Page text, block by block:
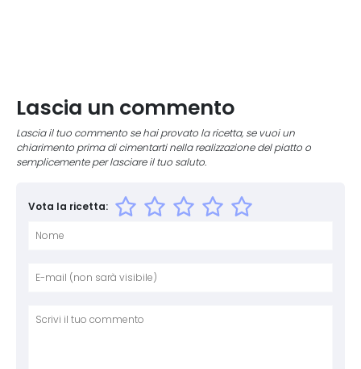
Lascia un commento
Lascia il tuo commento se hai provato la ricetta, se vuoi un
chiarimento prima di cimentarti nella realizzazione del piatto o
semplicemente per lasciare il tuo saluto.
Vota la ricetta: